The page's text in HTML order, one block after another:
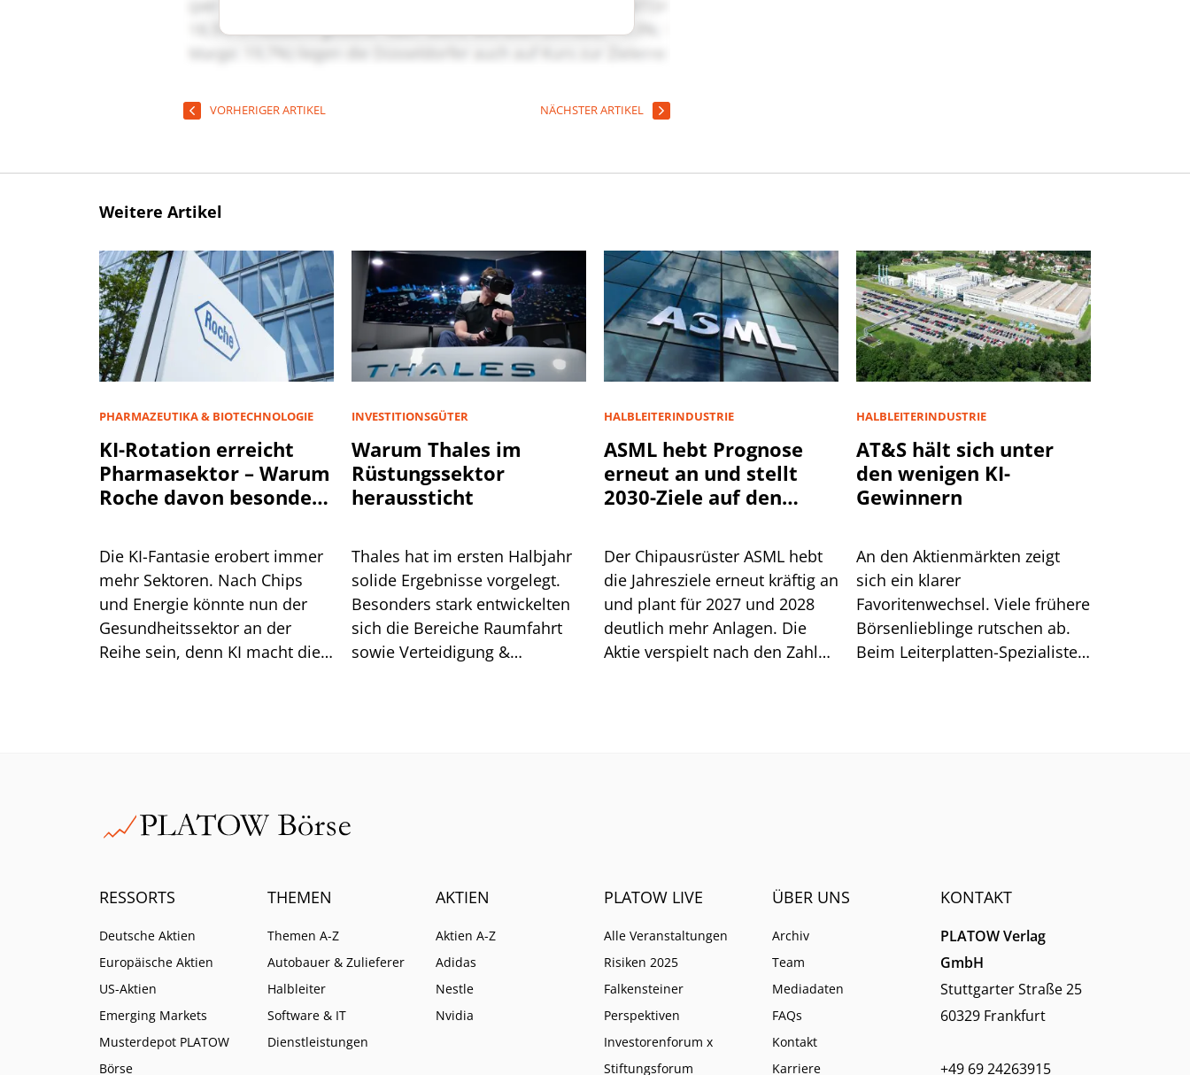
VORHERIGER ARTIKEL NÄCHSTER ARTIKEL
Weitere Artikel
PHARMAZEUTIKA & BIOTECHNOLOGIE
KI-Rotation erreicht
Pharmasektor – Warum
Roche davon besonders
Die KI-Fantasie erobert immer
mehr Sektoren. Nach Chips
und Energie könnte nun der
Gesundheitssektor an der
Reihe sein, denn KI macht die
INVESTITIONSGÜTER
Warum Thales im
Rüstungssektor
heraussticht
Thales hat im ersten Halbjahr
solide Ergebnisse vorgelegt.
Besonders stark entwickelten
sich die Bereiche Raumfahrt
sowie Verteidigung &
HALBLEITERINDUSTRIE
ASML hebt Prognose
erneut an und stellt
2030-Ziele auf den
Der Chipausrüster ASML hebt
die Jahresziele erneut kräftig an
und plant für 2027 und 2028
deutlich mehr Anlagen. Die
Aktie verspielt nach den Zahlen
HALBLEITERINDUSTRIE
AT&S hält sich unter
den wenigen KI-
Gewinnern
An den Aktienmärkten zeigt
sich ein klarer
Favoritenwechsel. Viele frühere
Börsenlieblinge rutschen ab.
Beim Leiterplatten-Spezialisten
RESSORTS
Deutsche Aktien
Europäische Aktien
US-Aktien
Emerging Markets
Musterdepot PLATOW
Börse
THEMEN
Themen A-Z
Autobauer & Zulieferer
Halbleiter
Software & IT
Dienstleistungen
AKTIEN
Aktien A-Z
Adidas
Nestle
Nvidia
PLATOW LIVE
Alle Veranstaltungen
Risiken 2025
Falkensteiner
Perspektiven
Investorenforum x
Stiftungsforum
ÜBER UNS
Archiv
Team
Mediadaten
FAQs
Kontakt
Karriere
KONTAKT
PLATOW Verlag
GmbH
Stuttgarter Straße 25
60329 Frankfurt
+49 69 24263915